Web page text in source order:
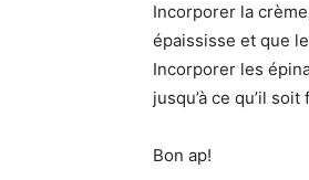
Incorporer la
épaississe et que
Incorporer les
jusqu’à ce qu’il soit
Bon ap!